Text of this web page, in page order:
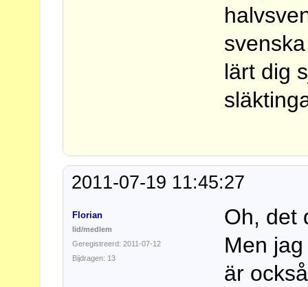
lärt dig
2011-07-19 11:45:27
Florian
lid/medlem
Geregistreerd: 2011-07-12
Bijdragen: 13
Oh, det
Men
är